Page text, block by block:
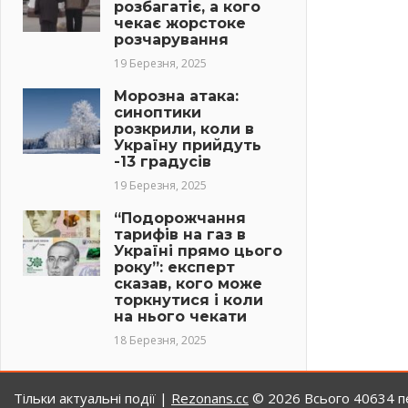
розбагатіє, а кого
чекає жорстоке
розчарування
19 Березня, 2025
Морозна атака:
синоптики
розкрили, коли в
Україну прийдуть
-13 градусів
19 Березня, 2025
“Подорожчання
тарифів на газ в
Україні прямо цього
року”: експерт
сказав, кого може
торкнутися і коли
на нього чекати
18 Березня, 2025
Тільки актуальні події | Rezonans.сс © 2026 Всього 40634